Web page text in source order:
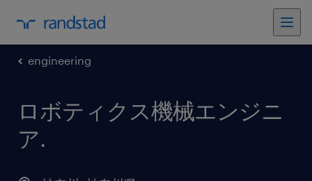
engineering
ロボティクス機械エンジニ
ア.